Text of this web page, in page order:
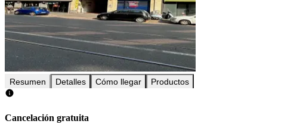
Resumen Detalles Cómo llegar Productos
Cancelación gratuita